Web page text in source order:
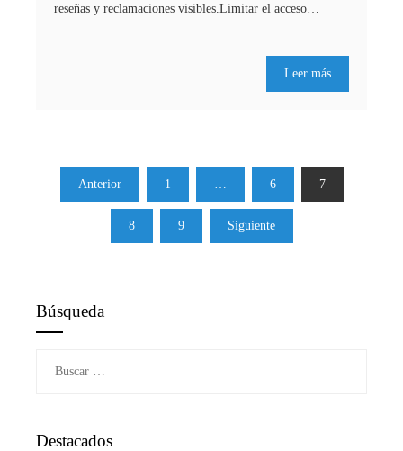
reseñas y reclamaciones visibles.Limitar el acceso…
Leer más
Paginación
Anterior 1 6 7
8 9 Siguiente
Búsqueda
Destacados